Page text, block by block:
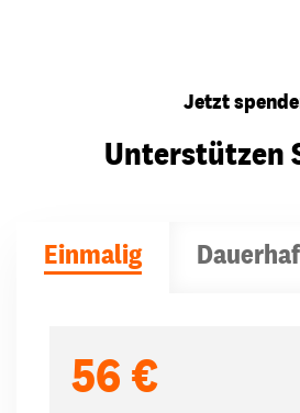
Jetzt
Unterstützen
Einmalig
56 €